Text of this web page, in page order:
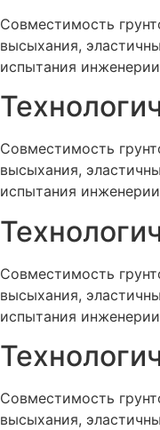
Совместимость
высыхания,
испытания
Совместимость
высыхания,
испытания
Совместимость
высыхания,
испытания
Совместимость
высыхания,